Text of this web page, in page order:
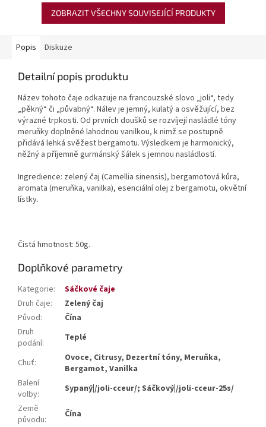
ZOBRAZIT VŠECHNY SOUVISEJÍCÍ PRODUKTY
Popis Diskuze
Detailní popis produktu
Název tohoto čaje odkazuje na francouzské slovo „joli“, tedy
„pěkný“ či „půvabný“. Nálev je jemný, kulatý a osvěžující, bez
výrazné trpkosti. Od prvních doušků se rozvíjejí nasládlé tóny
meruňky doplněné lahodnou vanilkou, k nimž se postupně
přidává lehká svěžest bergamotu. Výsledkem je harmonický,
něžný a příjemně gurmánský šálek s jemnou nasládlostí.
Ingredience: zelený čaj (Camellia sinensis), bergamotová kůra,
aromata (meruňka, vanilka), esenciální olej z bergamotu, okvětní
lístky.
Čistá hmotnost: 50g.
Doplňkové parametry
Kategorie:
Sáčkové čaje
Druh čaje:
Zelený čaj
Původ:
Čína
Druh
podání: Teplé
Chuť:
Ovoce, Citrusy, Dezertní tóny, Meruňka,
Bergamot, Vanilka
Balení
volby:
Sypaný|/joli-cceur/; Sáčkový|/joli-cceur-25s/
Země
původu: Čína